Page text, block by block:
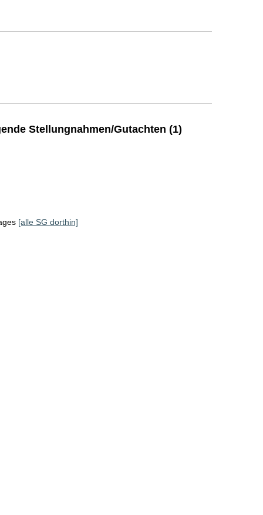
Stellungnahmen/Gutachten (1)
[alle SG dorthin]